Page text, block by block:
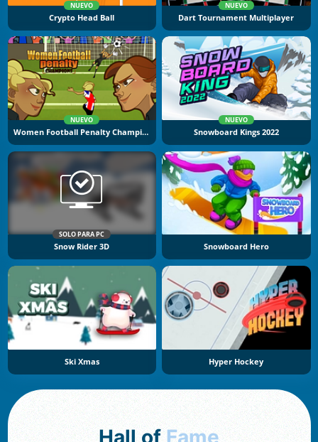
NUEVO
Crypto Head Ball
NUEVO
Dart Tournament Multiplayer
NUEVO
Women Football Penalty Champions
NUEVO
Snowboard Kings 2022
SOLO PARA PC
Snow Rider 3D Snowboard Hero
Ski Xmas Hyper Hockey